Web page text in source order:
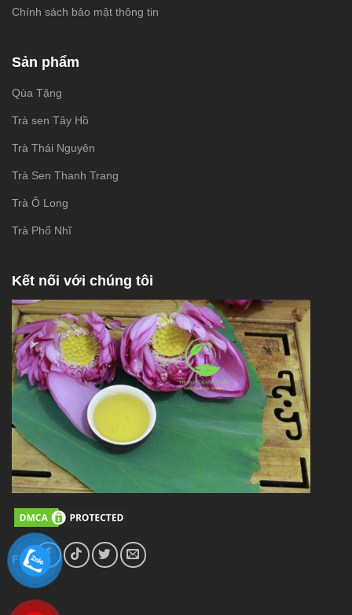
Chính sách bảo mật thông tin
Sản phẩm
Qùa Tặng
Trà sen Tây Hồ
Trà Thái Nguyên
Trà Sen Thanh Trang
Trà Ô Long
Trà Phổ Nhĩ
Kết nối với chúng tôi
FL